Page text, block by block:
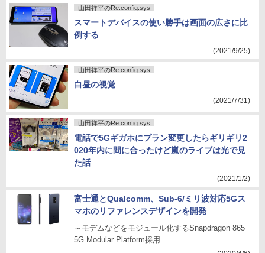
山田祥平のRe:config.sys
スマートデバイスの使い勝手は画面の広さに比
例する
(2021/9/25)
山田祥平のRe:config.sys
白昼の視覚
(2021/7/31)
山田祥平のRe:config.sys
電話で5Gギガホにプラン変更したらギリギリ2
020年内に間に合ったけど嵐のライブは光で見
た話
(2021/1/2)
富士通とQualcomm、Sub-6/ミリ波対応5Gス
マホのリファレンスデザインを開発
～モデムなどをモジュール化するSnapdragon 865
5G Modular Platform採用